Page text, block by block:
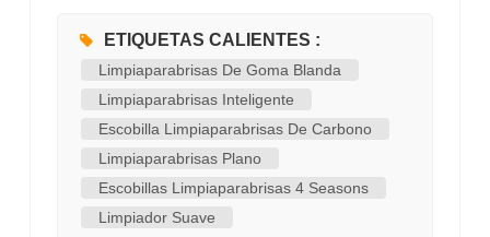
ETIQUETAS CALIENTES :
Limpiaparabrisas De Goma Blanda
Limpiaparabrisas Inteligente
Escobilla Limpiaparabrisas De Carbono
Limpiaparabrisas Plano
Escobillas Limpiaparabrisas 4 Seasons
Limpiador Suave